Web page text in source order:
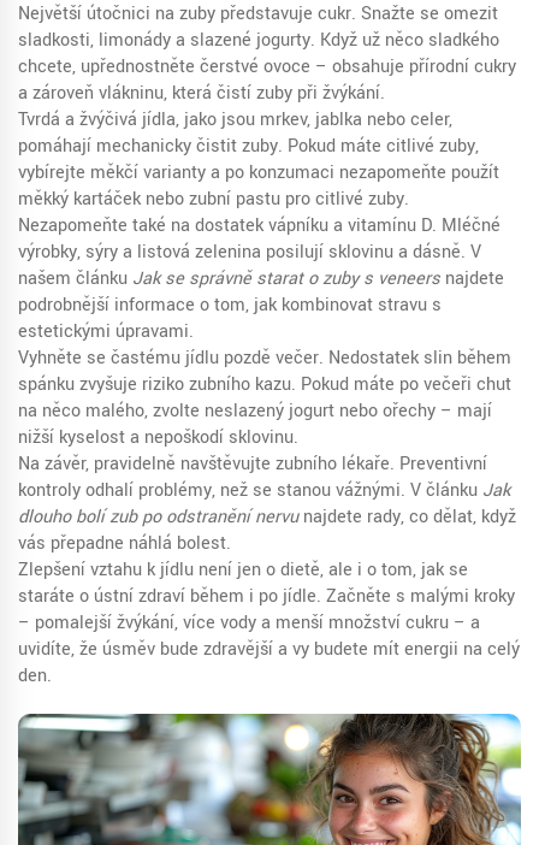
Největší útočnici na zuby představuje cukr. Snažte se omezit
sladkosti, limonády a slazené jogurty. Když už něco sladkého
chcete, upřednostněte čerstvé ovoce – obsahuje přírodní cukry
a zároveň vlákninu, která čistí zuby při žvýkání.
Tvrdá a žvýčivá jídla, jako jsou mrkev, jablka nebo celer,
pomáhají mechanicky čistit zuby. Pokud máte citlivé zuby,
vybírejte měkčí varianty a po konzumaci nezapomeňte použít
měkký kartáček nebo zubní pastu pro citlivé zuby.
Nezapomeňte také na dostatek vápníku a vitamínu D. Mléčné
výrobky, sýry a listová zelenina posilují sklovinu a dásně. V
našem článku Jak se správně starat o zuby s veneers najdete
podrobnější informace o tom, jak kombinovat stravu s
estetickými úpravami.
Vyhněte se častému jídlu pozdě večer. Nedostatek slin během
spánku zvyšuje riziko zubního kazu. Pokud máte po večeři chuť
na něco malého, zvolte neslazený jogurt nebo ořechy – mají
nižší kyselost a nepoškodí sklovinu.
Na závěr, pravidelně navštěvujte zubního lékaře. Preventivní
kontroly odhalí problémy, než se stanou vážnými. V článku Jak
dlouho bolí zub po odstranění nervunajdete rady, co dělat, když
vás přepadne náhlá bolest.
Zlepšení vztahu k jídlu není jen o dietě, ale i o tom, jak se
staráte o ústní zdraví během i po jídle. Začněte s malými kroky
– pomalejší žvýkání, více vody a menší množství cukru – a
uvidíte, že úsměv bude zdravější a vy budete mít energii na celý
den.